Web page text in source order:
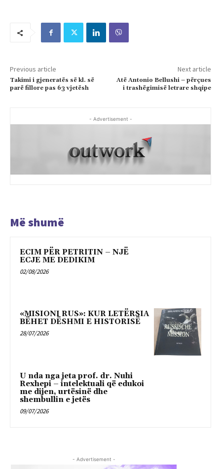
Previous article
Takimi i gjeneratës së kl. së
parë fillore pas 63 vjetësh
Next article
Atë Antonio Bellushi – përçues
i trashëgimisë letrare shqipe
- Advertisement -
Më shumë
ECIM PËR PETRITIN – NJË
ECJE ME DEDIKIM
02/08/2026
«MISIONI RUS»: KUR LETËRSIA
BËHET DËSHMI E HISTORISË
28/07/2026
U nda nga jeta prof. dr. Nuhi
Rexhepi – intelektuali që edukoi
me dijen, urtësinë dhe
shembullin e jetës
09/07/2026
- Advertisement -